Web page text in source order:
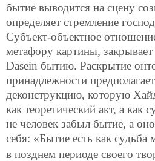
бытие выводится на сцену
определяет стремление
Субъект-объектное
метафору картины,
Dasein бытию. Раскрытие
принадлежности
деконструкцию, которую
как теоретический акт, а как
не человек забыл бытие, а
себя: «Бытие есть как судьба
в позднем периоде своего